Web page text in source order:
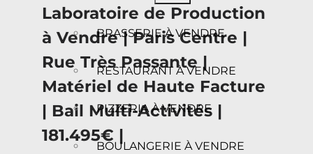
BRASSERIE À VENDRE
RESTAURANT À VENDRE
PIZZERIA À VENDRE
BOULANGERIE À VENDRE
Laboratoire de Production
à Vendre | Paris Centre |
Rue Très Passante |
Matériel de Haute Facture
| Bail Multi-Activités |
181.495€ |